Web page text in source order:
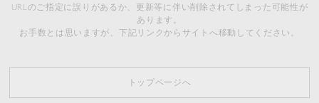
URLのご指定に誤りがあるか、更新等に伴い削除されてしまった可能性が
あります。
お手数とは思いますが、下記リンクからサイトへ移動してください。
トップページへ